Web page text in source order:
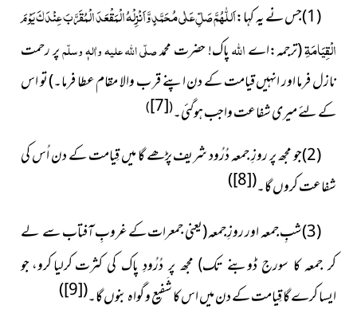
(1)جس نے یہ کہا:
اَللّٰھُمَّ صَلِّ عَلٰی مُحَمَّدٍ وَّاَنْزِلْہُ الْمَقْعَدَالْمُقَرَّبَ عِنْدَکَ یَوْمَ
الْقِیَامَۃِ(ترجمہ:اےاللہپاک! حضرت محمدصلّی اللہ علیہ واٰلہٖ وسلّمپر رحمت
نازل فرما اور انہیں قیامت کے دن اپنے قر ب والا مقام عطا فرما۔) تو اس
کے لئے میری شفاعت واجب ہوگئی۔(
[7]
)
(2) جو مجھ پر روزِ جمعہ دُرُود شریف پڑھے گا میں قِیامتکے دن اُس کی
شفاعت کروں گا۔(
[8]
)
(3)شبِ جمعہ اور روزِ جمعہ (یعنی جمعرات کے غروبِ آفتاب
سے لے
کر جمعہ کا سورج ڈوبنے تک) مجھ پر دُرُودِ پاک کی کثرتکرلیا کرو، جو
ایسا کرے گا قِیامت کے دن میں اس کا شَفیع و گواہ بنوں گا۔(
[9]
)